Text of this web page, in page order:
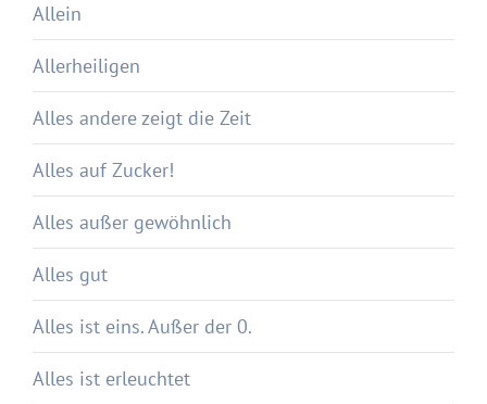
Allein
Allerheiligen
Alles andere zeigt die Zeit
Alles auf Zucker!
Alles außer gewöhnlich
Alles gut
Alles ist eins. Außer der 0.
Alles ist erleuchtet